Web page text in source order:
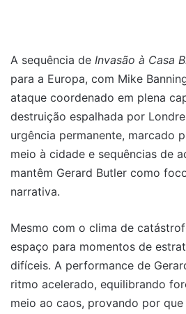
A sequência de Invasão à Casa
para a Europa, com Mike
ataque coordenado em plena
destruição espalhada por
urgência permanente, marcado
meio à cidade e sequências de
mantêm Gerard Butler como
narrativa.
Mesmo com o clima de
espaço para momentos de
difíceis. A performance de
ritmo acelerado, equilibrando
meio ao caos, provando por